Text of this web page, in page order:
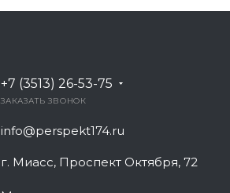
+7 (3513) 26-53-75
ЗАКАЗАТЬ ЗВОНОК
info@perspekt174.ru
г. Миасс, Проспект Октября, 72